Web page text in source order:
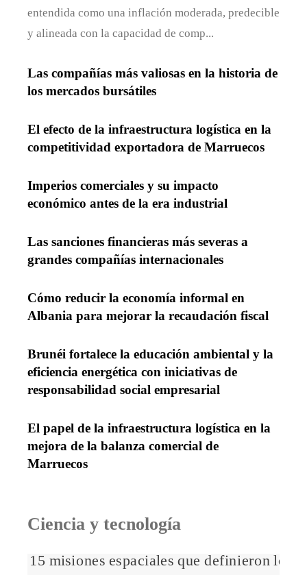
entendida como una inflación moderada, predecible
y alineada con la capacidad de comp...
Las compañías más valiosas en la historia de
los mercados bursátiles
El efecto de la infraestructura logística en la
competitividad exportadora de Marruecos
Imperios comerciales y su impacto
económico antes de la era industrial
Las sanciones financieras más severas a
grandes compañías internacionales
Cómo reducir la economía informal en
Albania para mejorar la recaudación fiscal
Brunéi fortalece la educación ambiental y la
eficiencia energética con iniciativas de
responsabilidad social empresarial
El papel de la infraestructura logística en la
mejora de la balanza comercial de
Marruecos
Ciencia y tecnología